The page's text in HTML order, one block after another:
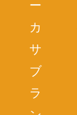
ー
カ
サ
ブ
ラ